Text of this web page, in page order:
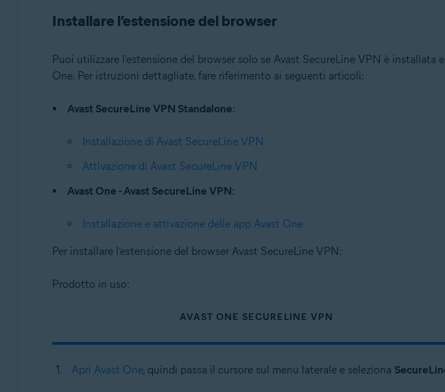
Installare l’estensione del browser
Puoi utilizzare l'estensione del browser solo se Avast SecureLine VPN è
One. Per istruzioni dettagliate, fare riferimento ai seguenti articoli:
Avast SecureLine VPN Standalone:
Installazione di Avast SecureLine VPN
Attivazione di Avast SecureLine VPN
Avast One - Avast SecureLine VPN:
Installazione e attivazione delle app Avast One
Per installare l’estensione del browser Avast SecureLine VPN:
Prodotto in uso:
AVAST ONE SECURELINE VPN
Apri Avast One, quindi passa il cursore sul menu laterale e seleziona